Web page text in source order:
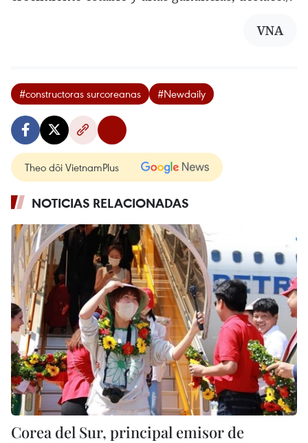
VNA
#constructoras surcoreanas #Newdaily
Theo dõi VietnamPlus
NOTICIAS RELACIONADAS
Corea del Sur, principal emisor de